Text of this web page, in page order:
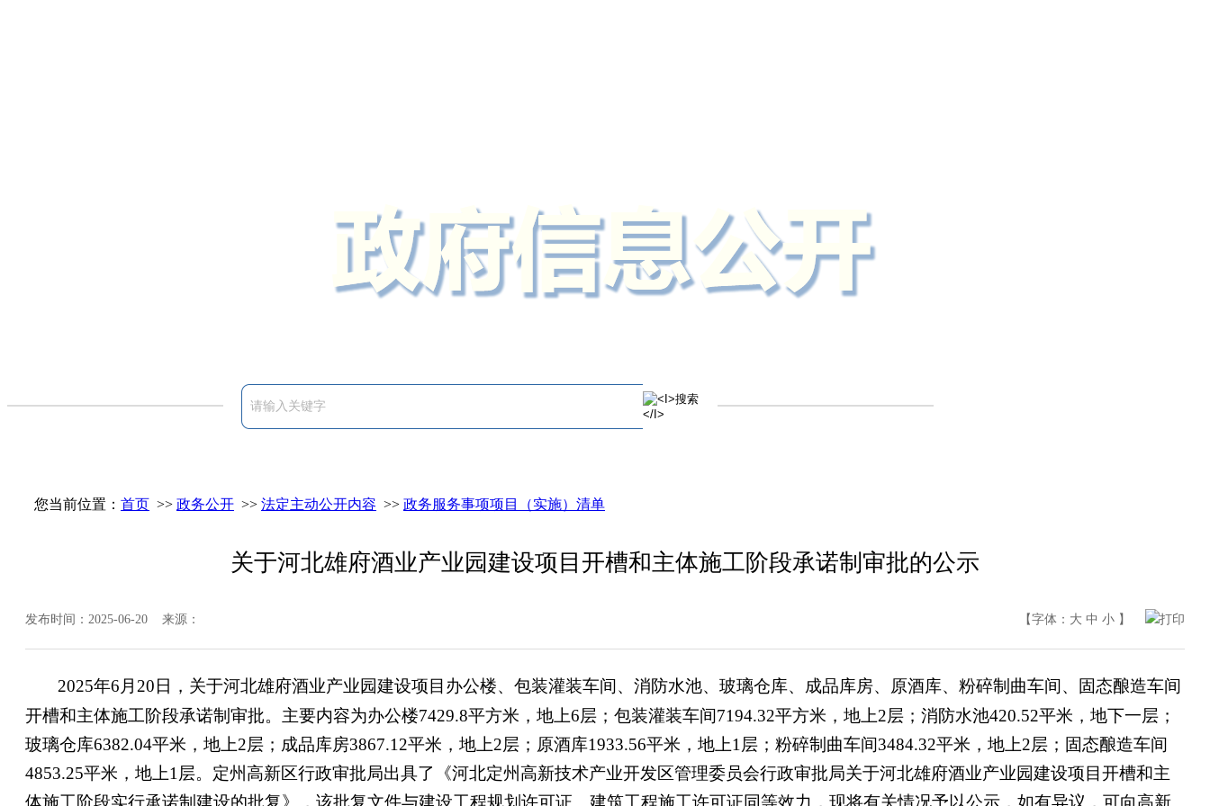
您当前位置： 首页 >> 政务公开 >> 法定主动公开内容 >> 政务服务事项项目（实施）清单
关于河北雄府酒业产业园建设项目开槽和主体施工阶段承诺制审批的公示
发布时间：2025-06-20 来源： 【字体： 大 中 小 】 打印
2025年6月20日，关于河北雄府酒业产业园建设项目办公楼、包装灌装车间、消防水池、玻璃仓库、成品库房、原酒库、粉碎制曲车间、固态酿造车间
开槽和主体施工阶段承诺制审批。主要内容为办公楼7429.8平方米，地上6层；包装灌装车间7194.32平方米，地上2层；消防水池420.52平米，地下一层；
玻璃仓库6382.04平米，地上2层；成品库房3867.12平米，地上2层；原酒库1933.56平米，地上1层；粉碎制曲车间3484.32平米，地上2层；固态酿造车间
4853.25平米，地上1层。定州高新区行政审批局出具了《河北定州高新技术产业开发区管理委员会行政审批局关于河北雄府酒业产业园建设项目开槽和主
体施工阶段实行承诺制建设的批复》，该批复文件与建设工程规划许可证、建筑工程施工许可证同等效力，现将有关情况予以公示，如有异议，可向高新